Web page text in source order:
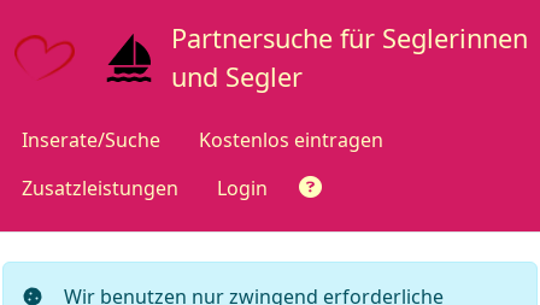
Partnersuche für Seglerinnen
und Segler
Inserate/Suche
Kostenlos eintragen
Zusatzleistungen
Login
Wir benutzen nur zwingend erforderliche